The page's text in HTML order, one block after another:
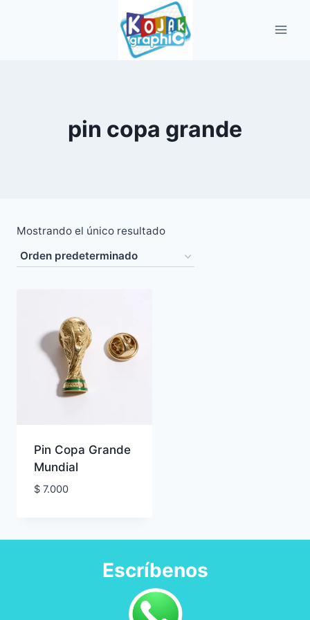
pin copa grande
Mostrando el único resultado
Pin Copa Grande
Mundial
$7.000
Escríbenos